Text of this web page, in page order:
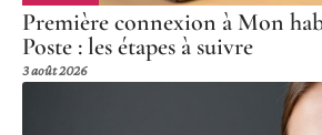
Première connexion à Mon
Poste : les étapes à suivre
3 août 2026